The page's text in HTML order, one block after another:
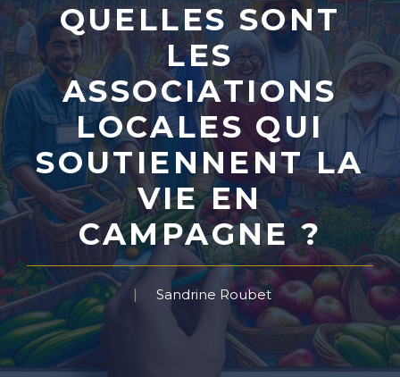
QUELLES SONT
LES
ASSOCIATIONS
LOCALES QUI
SOUTIENNENT LA
VIE EN
CAMPAGNE ?
Sandrine Roubet